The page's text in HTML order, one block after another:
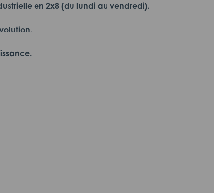
en 2x8 (du lundi au vendredi).